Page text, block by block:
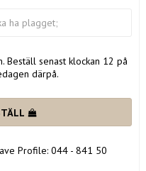
Beställ senast klockan 12 på
därpå.
Profile: 044 - 841 50